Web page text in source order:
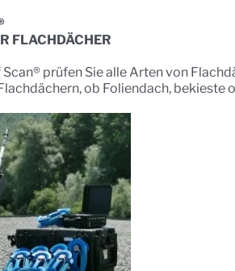
FLACHDÄCHER
prüfen Sie alle Arten von
ob Foliendach, bekieste